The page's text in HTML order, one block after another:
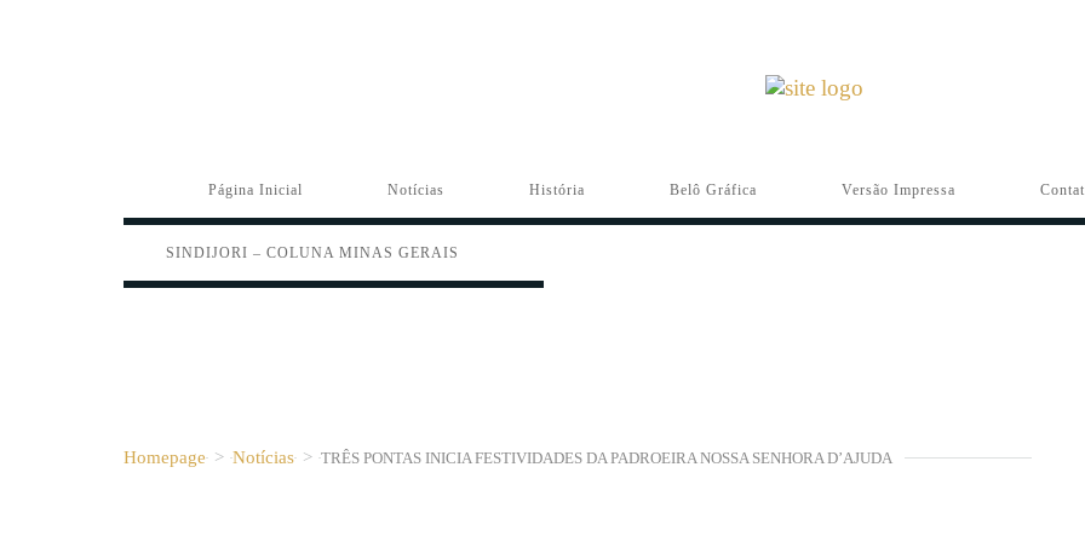
Página Inicial Notícias História Belô Gráfica Versão Impressa
SINDIJORI – COLUNA MINAS GERAIS
Homepage > Notícias > TRÊS PONTAS INICIA FESTIVIDADES DA PADROEIRA NOSSA SENHORA D’AJUDA